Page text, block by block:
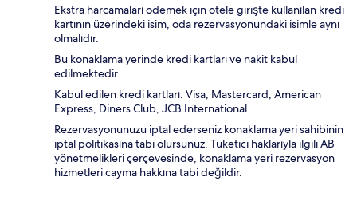
Ekstra harcamaları ödemek için otele girişte kullanılan kredi
kartının üzerindeki isim, oda rezervasyonundaki isimle aynı
olmalıdır.
Bu konaklama yerinde kredi kartları ve nakit kabul
edilmektedir.
Kabul edilen kredi kartları: Visa, Mastercard, American
Express, Diners Club, JCB International
Rezervasyonunuzu iptal ederseniz konaklama yeri sahibinin
iptal politikasına tabi olursunuz. Tüketici haklarıyla ilgili AB
yönetmelikleri çerçevesinde, konaklama yeri rezervasyon
hizmetleri cayma hakkına tabi değildir.